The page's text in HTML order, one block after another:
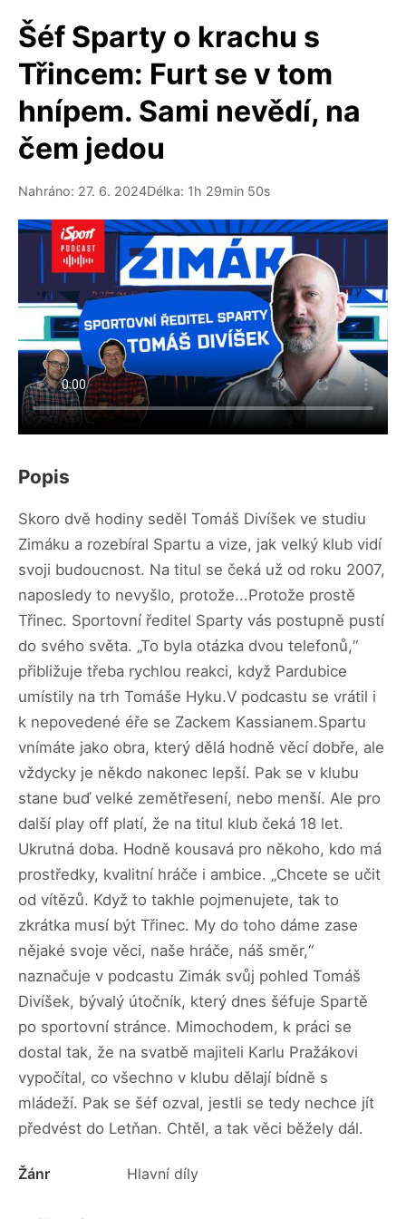
Šéf Sparty o krachu s
Třincem: Furt se v tom
hnípem. Sami nevědí, na
čem jedou
Nahráno: 27. 6. 2024Délka: 1h 29min 50s
Popis
Skoro dvě hodiny seděl Tomáš Divíšek ve studiu
Zimáku a rozebíral Spartu a vize, jak velký klub vidí
svoji budoucnost. Na titul se čeká už od roku 2007,
naposledy to nevyšlo, protože...Protože prostě
Třinec. Sportovní ředitel Sparty vás postupně pustí
do svého světa. „To byla otázka dvou telefonů,“
přibližuje třeba rychlou reakci, když Pardubice
umístily na trh Tomáše Hyku.V podcastu se vrátil i
k nepovedené éře se Zackem Kassianem.Spartu
vnímáte jako obra, který dělá hodně věcí dobře, ale
vždycky je někdo nakonec lepší. Pak se v klubu
stane buď velké zemětřesení, nebo menší. Ale pro
další play off platí, že na titul klub čeká 18 let.
Ukrutná doba. Hodně kousavá pro někoho, kdo má
prostředky, kvalitní hráče i ambice. „Chcete se učit
od vítězů. Když to takhle pojmenujete, tak to
zkrátka musí být Třinec. My do toho dáme zase
nějaké svoje věci, naše hráče, náš směr,“
naznačuje v podcastu Zimák svůj pohled Tomáš
Divíšek, bývalý útočník, který dnes šéfuje Spartě
po sportovní stránce. Mimochodem, k práci se
dostal tak, že na svatbě majiteli Karlu Pražákovi
vypočítal, co všechno v klubu dělají bídně s
mládeží. Pak se šéf ozval, jestli se tedy nechce jít
předvést do Letňan. Chtěl, a tak věci běžely dál.
Žánr Hlavní díly